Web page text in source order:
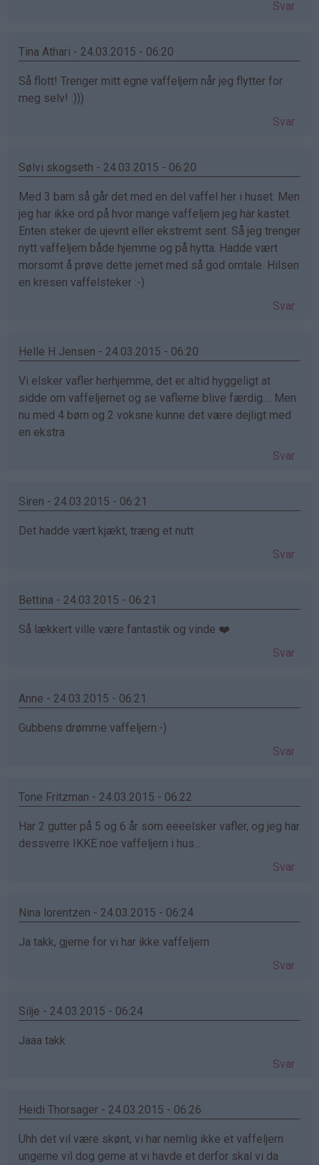
Svar
Tina Athari - 24.03.2015 - 06:20
Så flott! Trenger mitt egne vaffeljern når jeg flytter for
meg selv! :)))
Svar
Sølvi skogseth - 24.03.2015 - 06:20
Med 3 barn så går det med en del vaffel her i huset. Men
jeg har ikke ord på hvor mange vaffeljern jeg har kastet.
Enten steker de ujevnt eller ekstremt sent. Så jeg trenger
nytt vaffeljern både hjemme og på hytta. Hadde vært
morsomt å prøve dette jernet med så god omtale. Hilsen
en kresen vaffelsteker :-)
Svar
Helle H Jensen - 24.03.2015 - 06:20
Vi elsker vafler herhjemme, det er altid hyggeligt at
sidde om vaffeljernet og se vaflerne blive færdig.... Men
nu med 4 børn og 2 voksne kunne det være dejligt med
en ekstra
Svar
Siren - 24.03.2015 - 06:21
Det hadde vært kjækt, træng et nutt
Svar
Bettina - 24.03.2015 - 06:21
Så lækkert ville være fantastik og vinde ❤️
Svar
Anne - 24.03.2015 - 06:21
Gubbens drømme vaffeljern:-)
Svar
Tone Fritzman - 24.03.2015 - 06:22
Har 2 gutter på 5 og 6 år som eeeelsker vafler, og jeg har
dessverre IKKE noe vaffeljern i hus...
Svar
Nina lorentzen - 24.03.2015 - 06:24
Ja takk, gjerne for vi har ikke vaffeljern
Svar
Silje - 24.03.2015 - 06:24
Jaaa takk
Svar
Heidi Thorsager - 24.03.2015 - 06:26
Uhh det vil være skønt, vi har nemlig ikke et vaffeljern
ungerne vil dog gerne at vi havde et derfor skal vi da